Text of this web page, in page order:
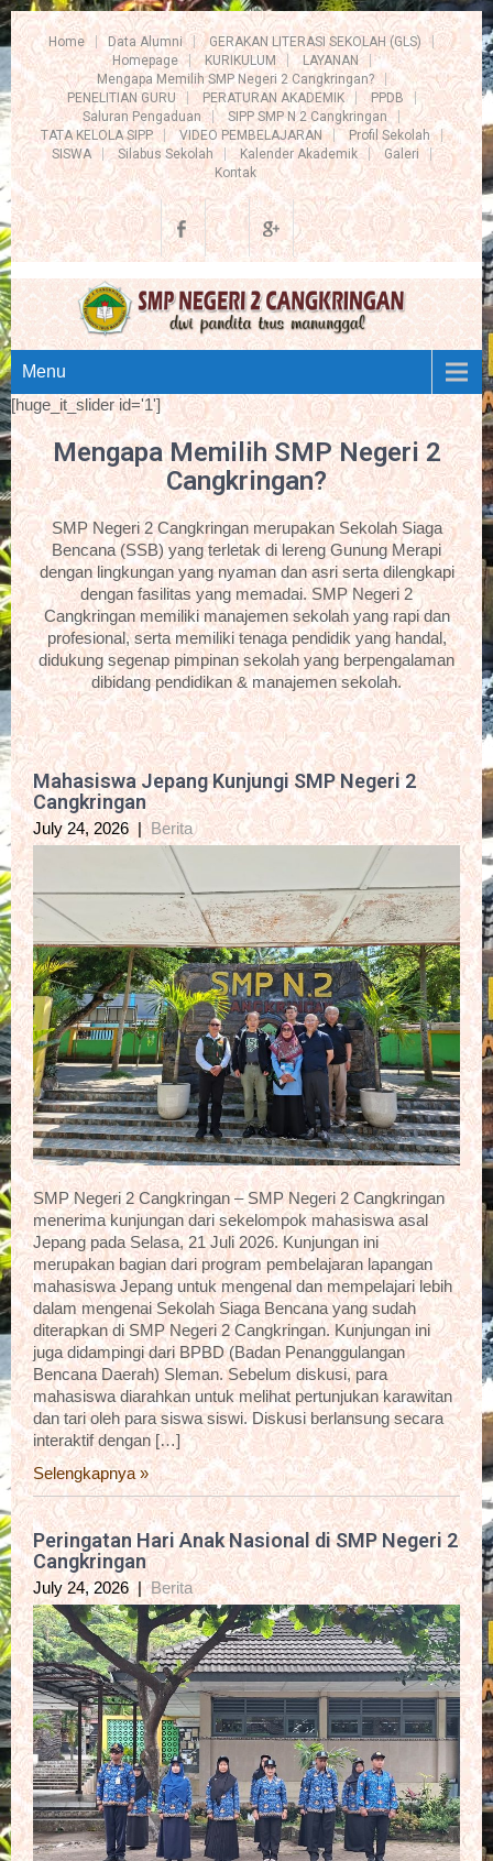
Home Data Alumni
GERAKAN LITERASI SEKOLAH (GLS)
Homepage
KURIKULUM
LAYANAN
Mengapa Memilih SMP Negeri 2 Cangkringan?
PENELITIAN GURU
PERATURAN AKADEMIK
PPDB
Saluran Pengaduan
SIPP SMP N 2 Cangkringan
TATA KELOLA SIPP
VIDEO PEMBELAJARAN
Profil Sekolah
SISWA
Silabus Sekolah Kalender Akademik
Galeri
Kontak
Menu
[huge_it_slider id='1']
Mengapa Memilih SMP Negeri 2
Cangkringan?
SMP Negeri 2 Cangkringan merupakan Sekolah Siaga
Bencana (SSB) yang terletak di lereng Gunung Merapi
dengan lingkungan yang nyaman dan asri serta dilengkapi
dengan fasilitas yang memadai. SMP Negeri 2
Cangkringan memiliki manajemen sekolah yang rapi dan
profesional, serta memiliki tenaga pendidik yang handal,
didukung segenap pimpinan sekolah yang berpengalaman
dibidang pendidikan & manajemen sekolah.
Mahasiswa Jepang Kunjungi SMP Negeri 2
Cangkringan
July 24, 2026 |Berita
SMP Negeri 2 Cangkringan – SMP Negeri 2 Cangkringan
menerima kunjungan dari sekelompok mahasiswa asal
Jepang pada Selasa, 21 Juli 2026. Kunjungan ini
merupakan bagian dari program pembelajaran lapangan
mahasiswa Jepang untuk mengenal dan mempelajari lebih
dalam mengenai Sekolah Siaga Bencana yang sudah
diterapkan di SMP Negeri 2 Cangkringan. Kunjungan ini
juga didampingi dari BPBD (Badan Penanggulangan
Bencana Daerah) Sleman. Sebelum diskusi, para
mahasiswa diarahkan untuk melihat pertunjukan karawitan
dan tari oleh para siswa siswi. Diskusi berlansung secara
interaktif dengan […]
Selengkapnya »
Peringatan Hari Anak Nasional di SMP Negeri 2
Cangkringan
July 24, 2026 |Berita